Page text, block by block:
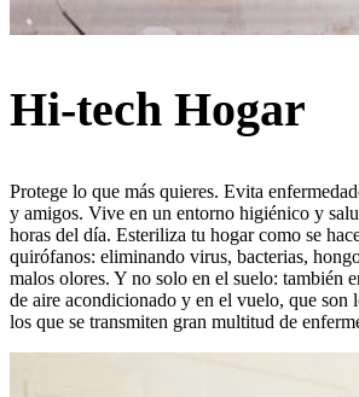
Hi-tech Hogar
Protege lo que más quieres. Evita
y amigos. Vive en un entorno higiénico y
horas del día. Esteriliza tu hogar como se
quirófanos: eliminando virus, bacterias,
malos olores. Y no solo en el suelo: también
de aire acondicionado y en el vuelo, que son
los que se transmiten gran multitud de